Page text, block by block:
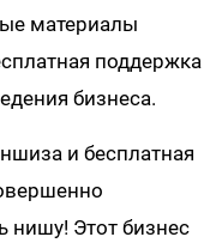
материалы
поддержка
бизнеса.
и бесплатная
нишу! Этот бизнес